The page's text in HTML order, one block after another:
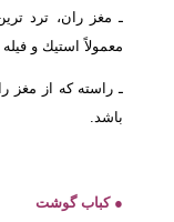
ـ مغز ران، ترد
معمولاً استيك و
ـ راسته كه از مغز
باشد.
● كباب گوشت